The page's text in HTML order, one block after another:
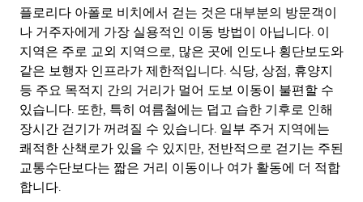
플로리다 아폴로 비치에서 걷는 것은 대부분의 방문객이
나 거주자에게 가장 실용적인 이동 방법이 아닙니다. 이
지역은 주로 교외 지역으로, 많은 곳에 인도나 횡단보도와
같은 보행자 인프라가 제한적입니다. 식당, 상점, 휴양지
등 주요 목적지 간의 거리가 멀어 도보 이동이 불편할 수
있습니다. 또한, 특히 여름철에는 덥고 습한 기후로 인해
장시간 걷기가 꺼려질 수 있습니다. 일부 주거 지역에는
쾌적한 산책로가 있을 수 있지만, 전반적으로 걷기는 주된
교통수단보다는 짧은 거리 이동이나 여가 활동에 더 적합
합니다.